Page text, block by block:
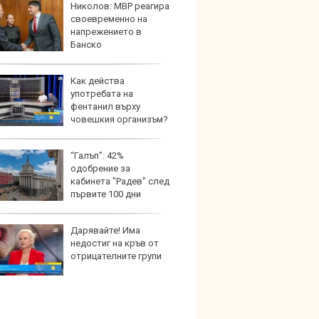
Николов: МВР реагира
своевременно на
напрежението в
Банско
Как действа
употребата на
фентанил върху
човешкия организъм?
“Галъп”: 42%
одобрение за
кабинета "Радев" след
първите 100 дни
Дарявайте! Има
недостиг на кръв от
отрицателните групи